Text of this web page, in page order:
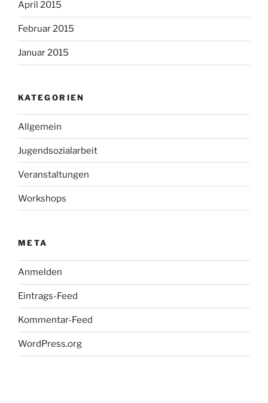
April 2015
Februar 2015
Januar 2015
KATEGORIEN
Allgemein
Jugendsozialarbeit
Veranstaltungen
Workshops
META
Anmelden
Eintrags-Feed
Kommentar-Feed
WordPress.org